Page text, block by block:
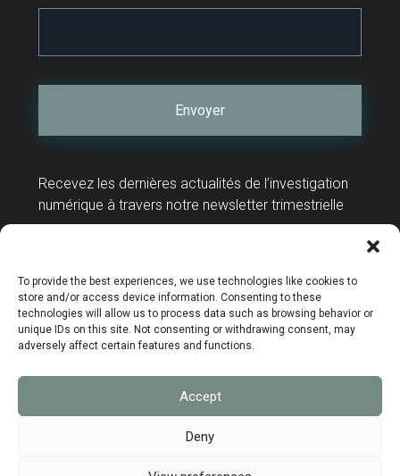
To provide the best experiences, we use technologies like cookies to
store and/or access device information. Consenting to these
technologies will allow us to process data such as browsing behavior or
unique IDs on this site. Not consenting or withdrawing consent, may
adversely affect certain features and functions.
Accept
Deny
Recevez les dernières actualités de l’investigation
numérique à travers notre newsletter trimestrielle
Mentions légales
Politique de confidentialité